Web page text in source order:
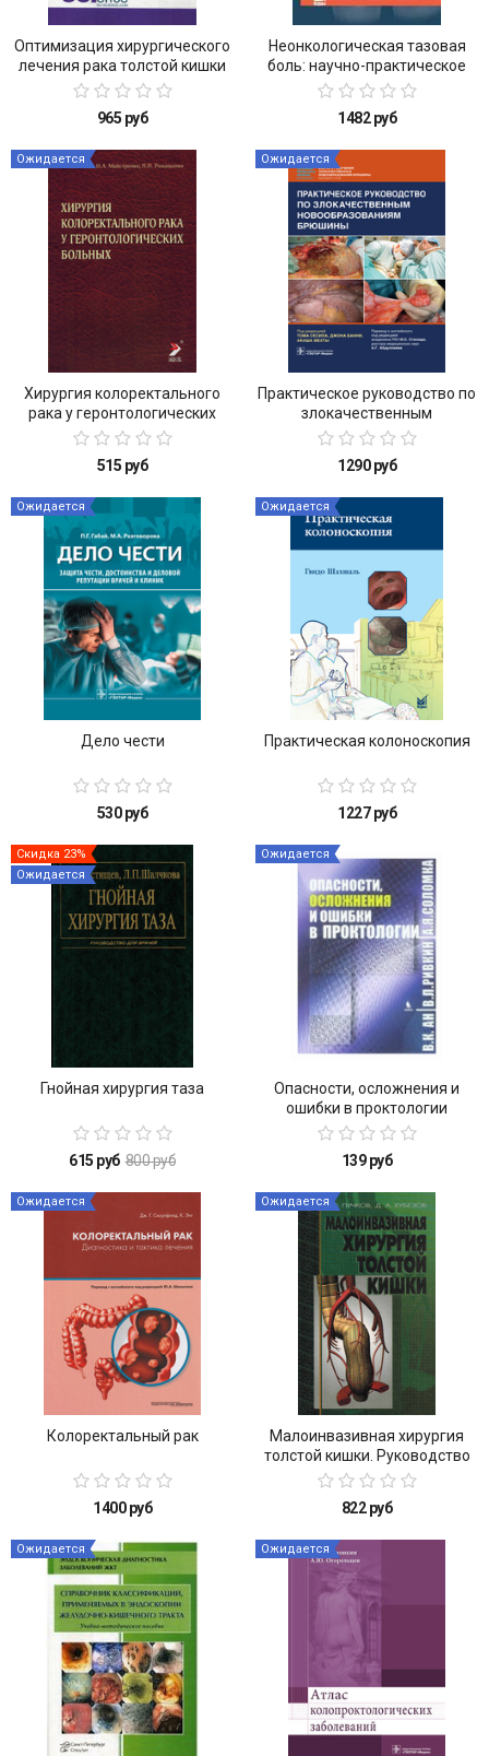
Оптимизация хирургического
лечения рака толстой кишки
965 руб
Неонкологическая тазовая
боль: научно-практическое
руководство
1482 руб
Ожидается
Хирургия колоректального
рака у геронтологических
больных
515 руб
Ожидается
Практическое руководство по
злокачественным
новообразованиям брюшины
1290 руб
Ожидается
Дело чести
530 руб
Ожидается
Практическая колоноскопия
1227 руб
Скидка 23%
Ожидается
Гнойная хирургия таза
615 руб 800 руб
Ожидается
Опасности, осложнения и
ошибки в проктологии
139 руб
Ожидается
Колоректальный рак
1400 руб
Ожидается
Малоинвазивная хирургия
толстой кишки. Руководство
для врачей
822 руб
Ожидается Ожидается